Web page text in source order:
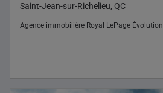
Saint-Jean-sur-Richelieu, QC
Agence immobilière Royal LePage Évolution